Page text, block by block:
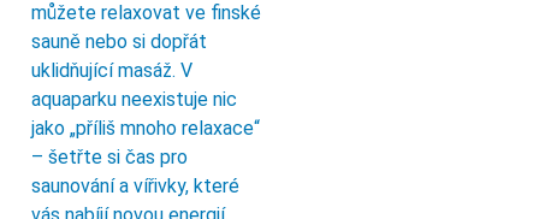
můžete relaxovat ve finské
sauně nebo si dopřát
uklidňující masáž. V
aquaparku neexistuje nic
jako „příliš mnoho relaxace“
– šetřte si čas pro
saunování a vířivky, které